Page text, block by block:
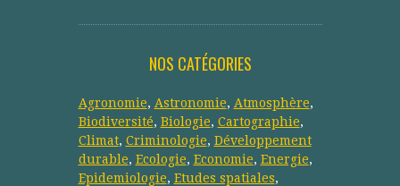
NOS CATÉGORIES
Agronomie, Astronomie, Atmosphère,
Biodiversité, Biologie, Cartographie,
Climat, Criminologie, Développement
durable, Ecologie, Economie, Energie,
Epidemiologie, Etudes spatiales,